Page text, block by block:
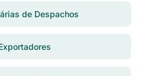
de Despachos